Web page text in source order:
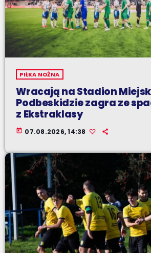
PIŁKA NOŻNA
Wracają na Stadion
Podbeskidzie zagra ze
z Ekstraklasy
today 07.08.2026, 14:38